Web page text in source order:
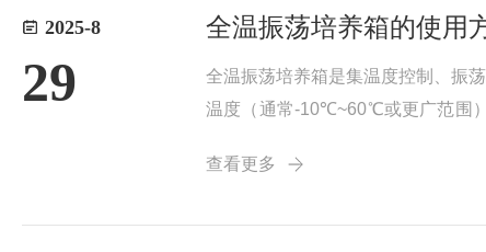
2025-8
29
全温振荡培养箱的使用
全温振荡培养箱是集温度控制、振
温度（通常-10℃~60℃或更广范围
验室台面上，远...
查看更多